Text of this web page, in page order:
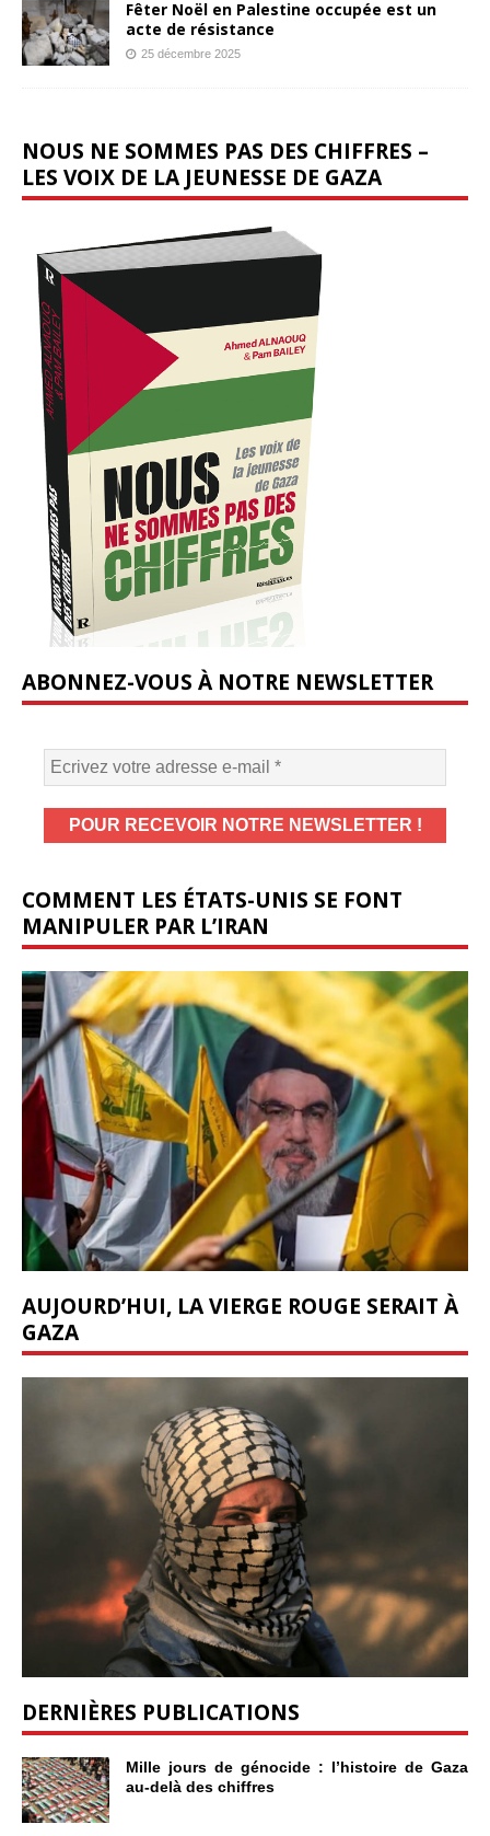
Fêter Noël en Palestine occupée est un
acte de résistance
25 décembre 2025
NOUS NE SOMMES PAS DES CHIFFRES –
LES VOIX DE LA JEUNESSE DE GAZA
ABONNEZ-VOUS À NOTRE NEWSLETTER
COMMENT LES ÉTATS-UNIS SE FONT
MANIPULER PAR L’IRAN
AUJOURD’HUI, LA VIERGE ROUGE SERAIT À
GAZA
DERNIÈRES PUBLICATIONS
Mille jours de génocide : l’histoire de Gaza
au-delà des chiffres